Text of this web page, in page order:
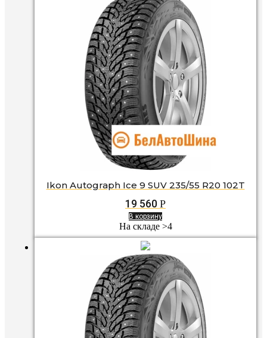
Ikon Autograph Ice 9 SUV 235/55 R20 102T
19 560 Р
В корзину
На складе >4